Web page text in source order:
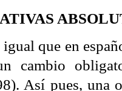
que en
cambio
Así pues, una